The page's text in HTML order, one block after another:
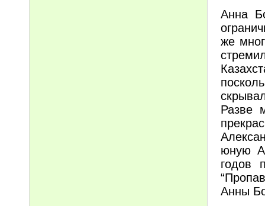
Анна
же
Разве
юную
годов
Анны